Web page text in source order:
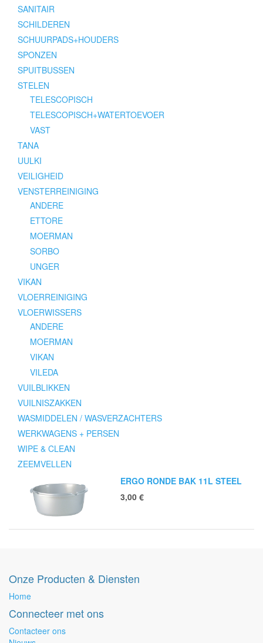
SANITAIR
SCHILDEREN
SCHUURPADS+HOUDERS
SPONZEN
SPUITBUSSEN
STELEN
TELESCOPISCH
TELESCOPISCH+WATERTOEVOER
VAST
TANA
UULKI
VEILIGHEID
VENSTERREINIGING
ANDERE
ETTORE
MOERMAN
SORBO
UNGER
VIKAN
VLOERREINIGING
VLOERWISSERS
ANDERE
MOERMAN
VIKAN
VILEDA
VUILBLIKKEN
VUILNISZAKKEN
WASMIDDELEN / WASVERZACHTERS
WERKWAGENS + PERSEN
WIPE & CLEAN
ZEEMVELLEN
ERGO RONDE BAK 11L STEEL
3,00 €
Onze Producten & Diensten
Home
Connecteer met ons
Contacteer ons